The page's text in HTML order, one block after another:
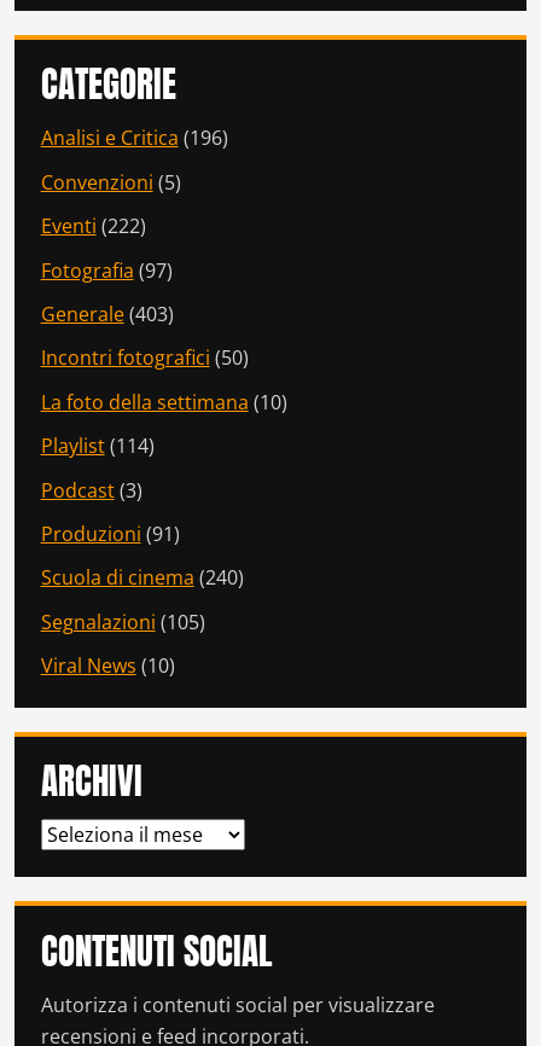
CATEGORIE
Analisi e Critica (196)
Convenzioni (5)
Eventi (222)
Fotografia (97)
Generale(403)
Incontri fotografici (50)
La foto della settimana (10)
Playlist(114)
Podcast(3)
Produzioni (91)
Scuola di cinema (240)
Segnalazioni (105)
Viral News (10)
ARCHIVI
ARCHIVI
CONTENUTI SOCIAL
Autorizza i contenuti social per visualizzare
recensioni e feed incorporati.